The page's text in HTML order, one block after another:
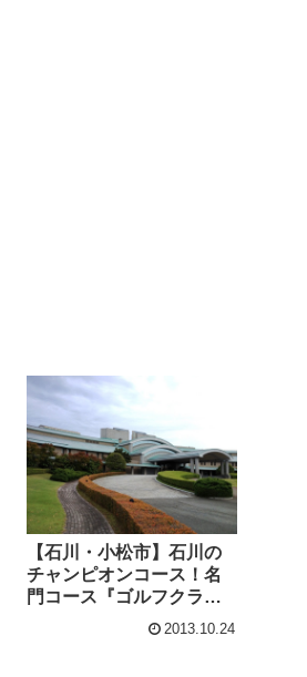
【石川・小松市】石川の
チャンピオンコース！名
門コース『ゴルフクラブ
ツインフィールズ』
2013.10.24